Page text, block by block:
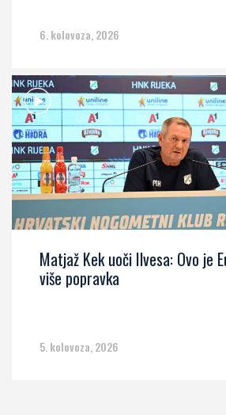
6. kolovoza, 2026
Matjaž Kek uoči Ilvesa: Ovo je
više popravka
5. kolovoza, 2026